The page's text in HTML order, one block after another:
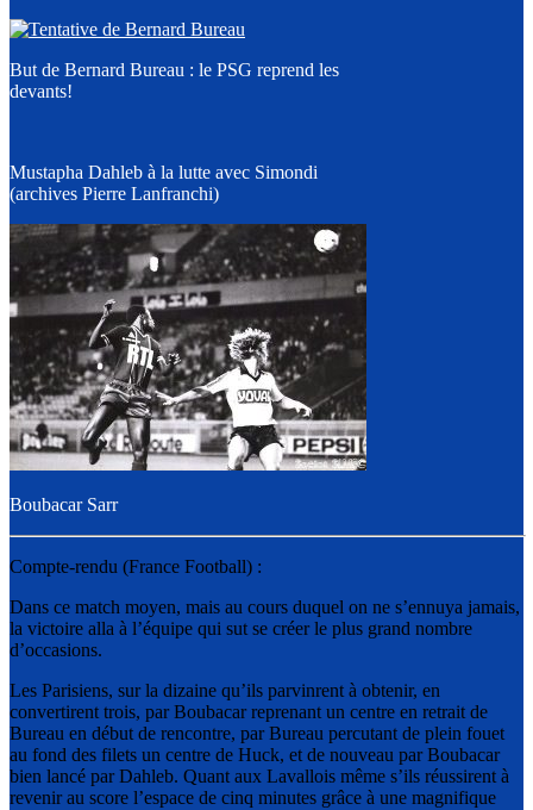
But de Bernard Bureau : le PSG reprend les
devants!
Mustapha Dahleb à la lutte avec Simondi
(archives Pierre Lanfranchi)
Boubacar Sarr
Compte-rendu (France Football) :
Dans ce match moyen, mais au cours duquel on ne s’ennuya jamais,
la victoire alla à l’équipe qui sut se créer le plus grand nombre
d’occasions.
Les Parisiens, sur la dizaine qu’ils parvinrent à obtenir, en
convertirent trois, par Boubacar reprenant un centre en retrait de
Bureau en début de rencontre, par Bureau percutant de plein fouet
au fond des filets un centre de Huck, et de nouveau par Boubacar
bien lancé par Dahleb. Quant aux Lavallois même s’ils réussirent à
revenir au score l’espace de cinq minutes grâce à une magnifique